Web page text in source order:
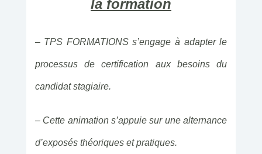
la formation
– TPS FORMATIONS s’engage à adapter le
processus de certification aux besoins du
candidat stagiaire.
– Cette animation s’appuie sur une alternance
d’exposés théoriques et pratiques.